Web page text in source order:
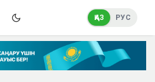
ҚАЗ РУС